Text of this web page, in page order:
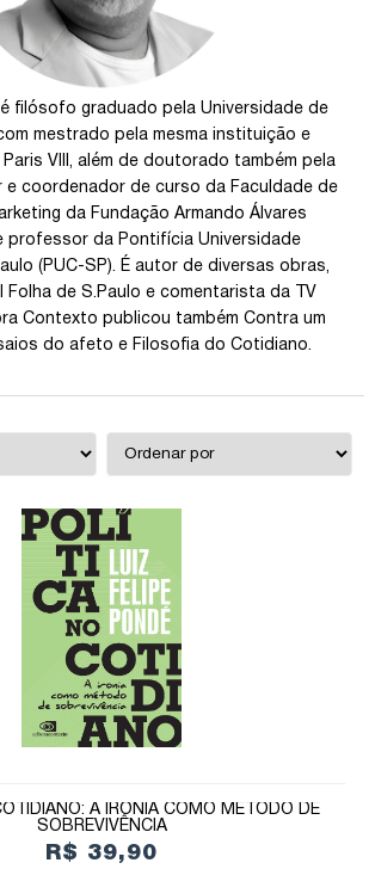
é filósofo graduado pela Universidade de
mestrado pela mesma instituição e
VIII, além de doutorado também pela
e coordenador de curso da Faculdade de
da Fundação Armando Álvares
professor da Pontifícia Universidade
(PUC-SP). É autor de diversas obras,
de S.Paulo e comentarista da TV
Contexto publicou também Contra um
do afeto e Filosofia do Cotidiano.
A IRONIA COMO MÉTODO DE
SOBREVIVÊNCIA
R$ 39,90